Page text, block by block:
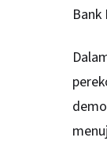
Bank